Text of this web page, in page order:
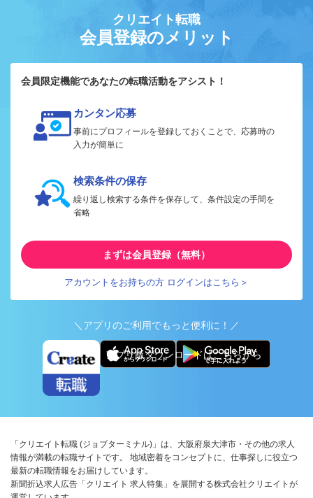
クリエイト転職
会員登録のメリット
会員限定機能であなたの転職活動をアシスト！
カンタン応募
事前にプロフィールを登録しておくことで、応募時の
入力が簡単に
検索条件の保存
繰り返し検索する条件を保存して、条件設定の手間を
省略
まずは会員登録（無料）
アカウントをお持ちの方 ログインはこちら＞
＼アプリのご利用でもっと便利に！／
アプリ版ダウンロードはこちらから
「クリエイト転職 (ジョブターミナル)」は、大阪府泉大津市・その他の求人
情報が満載の転職サイトです。 地域密着をコンセプトに、仕事探しに役立つ
最新の転職情報をお届けしています。
新聞折込求人広告「クリエイト 求人特集」を展開する株式会社クリエイトが